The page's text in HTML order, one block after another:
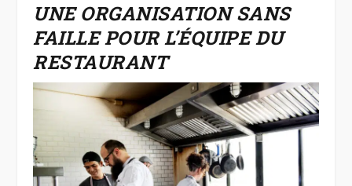
UNE ORGANISATION SANS
FAILLE POUR L’ÉQUIPE DU
RESTAURANT